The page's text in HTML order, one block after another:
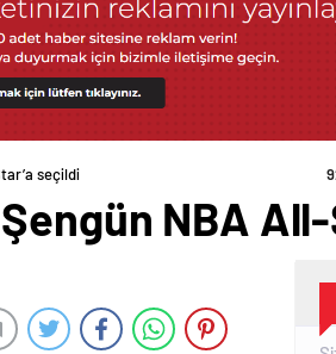
seçildi
NBA